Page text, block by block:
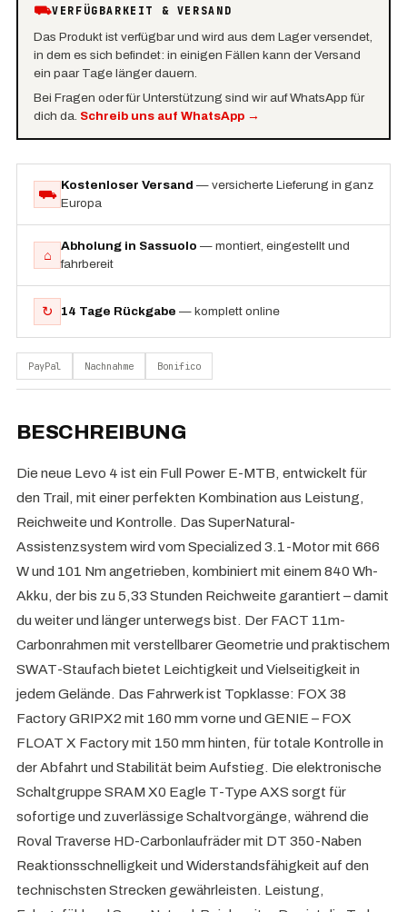
⛟VERFÜGBARKEIT & VERSAND
Das Produkt ist verfügbar und wird aus dem Lager versendet,
in dem es sich befindet: in einigen Fällen kann der Versand
ein paar Tage länger dauern.
Bei Fragen oder für Unterstützung sind wir auf WhatsApp für
dich da. Schreib uns auf WhatsApp→
⛟
Kostenloser Versand — versicherte Lieferung in ganz
Europa
⌂
Abholung in Sassuolo — montiert, eingestellt und
fahrbereit
↻ 14 Tage Rückgabe — komplett online
PayPal Nachnahme Bonifico
BESCHREIBUNG
Die neue Levo 4 ist ein Full Power E-MTB, entwickelt für
den Trail, mit einer perfekten Kombination aus Leistung,
Reichweite und Kontrolle. Das SuperNatural-
Assistenzsystem wird vom Specialized 3.1-Motor mit 666
W und 101 Nm angetrieben, kombiniert mit einem 840 Wh-
Akku, der bis zu 5,33 Stunden Reichweite garantiert – damit
du weiter und länger unterwegs bist. Der FACT 11m-
Carbonrahmen mit verstellbarer Geometrie und praktischem
SWAT-Staufach bietet Leichtigkeit und Vielseitigkeit in
jedem Gelände. Das Fahrwerk ist Topklasse: FOX 38
Factory GRIPX2 mit 160 mm vorne und GENIE – FOX
FLOAT X Factory mit 150 mm hinten, für totale Kontrolle in
der Abfahrt und Stabilität beim Aufstieg. Die elektronische
Schaltgruppe SRAM X0 Eagle T-Type AXS sorgt für
sofortige und zuverlässige Schaltvorgänge, während die
Roval Traverse HD-Carbonlaufräder mit DT 350-Naben
Reaktionsschnelligkeit und Widerstandsfähigkeit auf den
technischsten Strecken gewährleisten. Leistung,